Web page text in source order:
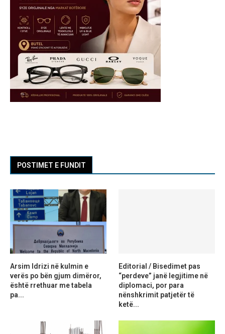
POSTIMET E FUNDIT
Arsim Idrizi në kulmin e
verës po bën gjum dimëror,
është rrethuar me tabela
pa...
Editorial / Bisedimet pas
“perdeve” janë legjitime në
diplomaci, por para
nënshkrimit patjetër të
ketë...